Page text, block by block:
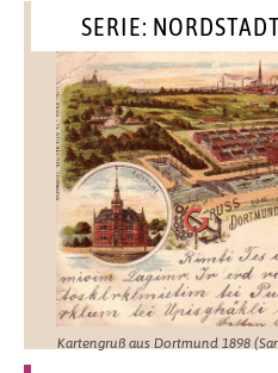
SERIE:
Kartengruß aus Dortmund 1898